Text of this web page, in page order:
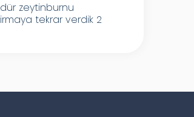
zeytinburnu
tekrar verdik 2